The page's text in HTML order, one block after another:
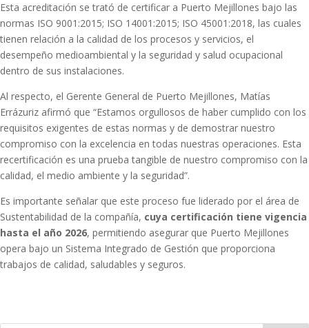
Esta acreditación se trató de certificar a Puerto Mejillones bajo las
normas ISO 9001:2015; ISO 14001:2015; ISO 45001:2018, las cuales
tienen relación a la calidad de los procesos y servicios, el
desempeño medioambiental y la seguridad y salud ocupacional
dentro de sus instalaciones.
Al respecto, el Gerente General de Puerto Mejillones, Matías
Errázuriz afirmó que “Estamos orgullosos de haber cumplido con los
requisitos exigentes de estas normas y de demostrar nuestro
compromiso con la excelencia en todas nuestras operaciones. Esta
recertificación es una prueba tangible de nuestro compromiso con la
calidad, el medio ambiente y la seguridad”.
Es importante señalar que este proceso fue liderado por el área de
Sustentabilidad de la compañía, cuya certificación tiene vigencia
hasta el año 2026, permitiendo asegurar que Puerto Mejillones
opera bajo un Sistema Integrado de Gestión que proporciona
trabajos de calidad, saludables y seguros.